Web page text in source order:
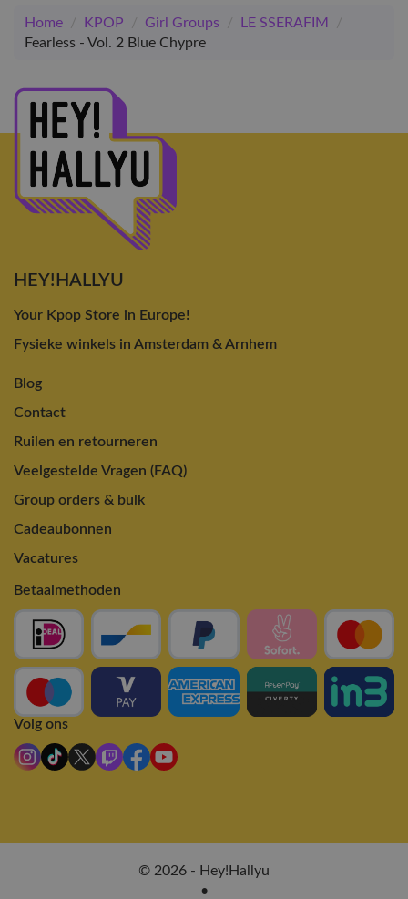
Home / KPOP / Girl Groups / LE SSERAFIM
/
Fearless - Vol. 2 Blue Chypre
HEY!HALLYU
Your Kpop Store in Europe!
Fysieke winkels in Amsterdam & Arnhem
Blog
Contact
Ruilen en retourneren
Veelgestelde Vragen (FAQ)
Group orders & bulk
Cadeaubonnen
Vacatures
Betaalmethoden
Volg ons
© 2026 - Hey!Hallyu
•